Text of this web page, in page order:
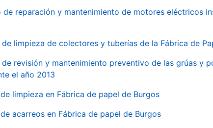
de reparación y mantenimiento de motores eléctricos
limpieza de colectores y tuberías de la Fábrica de
de revisión y mantenimiento preventivo de las grúas y
el año 2013
limpieza en Fábrica de papel de Burgos
acarreos en Fábrica de papel de Burgos